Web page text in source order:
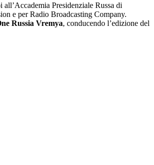
Presidenziale Russa di
e per Radio Broadcasting Company.
Russia Vremya, conducendo l’edizione del